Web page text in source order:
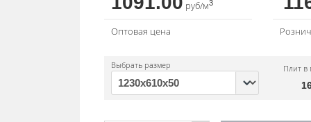
руб/м3
Оптовая цена
Выбрать размер Плит в